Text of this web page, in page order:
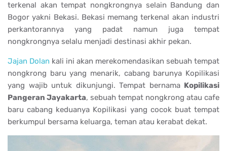
terkenal akan tempat nongkrongnya selain Bandung dan
Bogor yakni Bekasi. Bekasi memang terkenal akan industri
perkantorannya yang padat namun juga tempat
nongkrongnya selalu menjadi destinasi akhir pekan.
Jajan Dolan kali ini akan merekomendasikan sebuah tempat
nongkrong baru yang menarik, cabang barunya Kopilikasi
yang wajib untuk dikunjungi. Tempat bernama Kopilikasi
Pangeran Jayakarta, sebuah tempat nongkrong atau cafe
baru cabang keduanya Kopilikasi yang cocok buat tempat
berkumpul bersama keluarga, teman atau kerabat dekat.